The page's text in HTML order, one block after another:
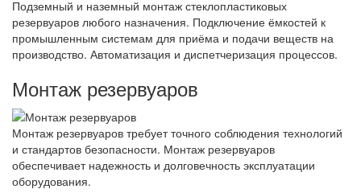
Подземный и наземный монтаж стеклопластиковых
резервуаров любого назначения. Подключение ёмкостей к
промышленным системам для приёма и подачи веществ на
производство. Автоматизация и диспетчеризация процессов.
Монтаж резервуаров
Монтаж резервуаров требует точного соблюдения технологий
и стандартов безопасности. Монтаж резервуаров
обеспечивает надежность и долговечность эксплуатации
оборудования.